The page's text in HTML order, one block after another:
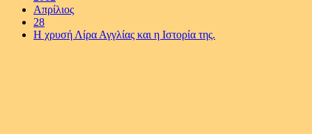
Απρίλιος
28
Η χρυσή Λίρα Αγγλίας και η Ιστορία της.